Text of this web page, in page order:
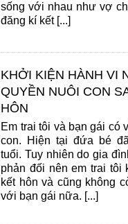
sống với nhau như vợ
đăng kí kết [...]
KHỞI KIỆN HÀNH VI
QUYỀN NUÔI CON
HÔN
Em trai tôi và bạn gái có
con. Hiện tại đứa bé
tuổi. Tuy nhiên do gia
phản đối nên em trai tôi
kết hôn và cũng không
với bạn gái nữa. [...]